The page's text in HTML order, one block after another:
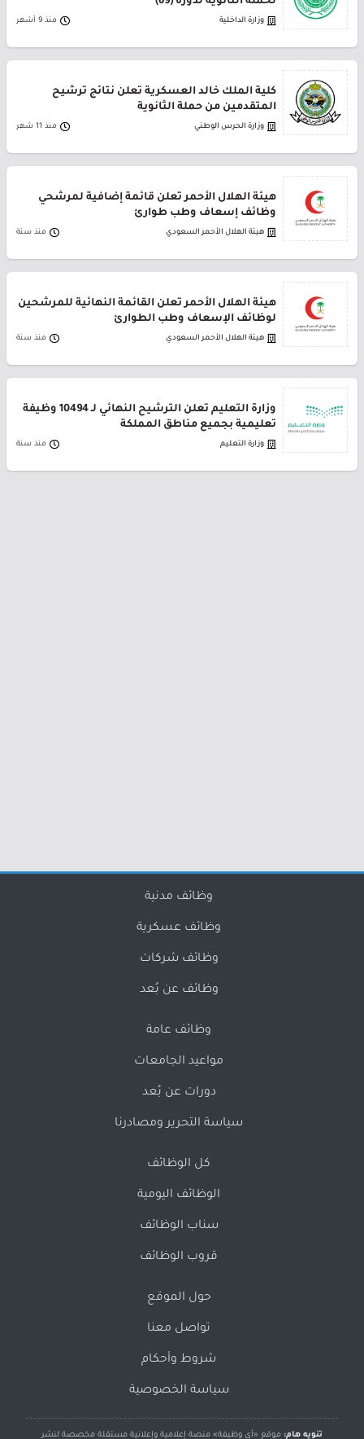
وزارة الداخلية منذ 9 أشهر
كلية الملك خالد العسكرية تعلن نتائج ترشيح
المتقدمين من حملة الثانوية
وزارة الحرس الوطني منذ 11 شهر
هيئة الهلال الأحمر تعلن قائمة إضافية لمرشحي
وظائف إسعاف وطب طوارئ
هيئة الهلال الأحمر السعودي منذ سنة
هيئة الهلال الأحمر تعلن القائمة النهائية للمرشحين
لوظائف الإسعاف وطب الطوارئ
هيئة الهلال الأحمر السعودي منذ سنة
وزارة التعليم تعلن الترشيح النهائي لـ 10494 وظيفة
تعليمية بجميع مناطق المملكة
وزارة التعليم منذ سنة
وظائف مدنية
وظائف عسكرية
وظائف شركات
وظائف عن بُعد
وظائف عامة
مواعيد الجامعات
دورات عن بُعد
سياسة التحرير ومصادرنا
كل الوظائف
الوظائف اليومية
سناب الوظائف
قروب الوظائف
حول الموقع
تواصل معنا
شروط وأحكام
سياسة الخصوصية
تنويه هام: موقع «أي وظيفة» منصة إعلامية وإعلانية مستقلة مخصصة لنشر